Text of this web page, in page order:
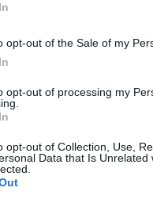
opt-out of the Sale of my
opt-out of processing my
opt-out of Collection, Use,
Data that Is
και το
Μητσοτάκης
στο 7% του
με τον